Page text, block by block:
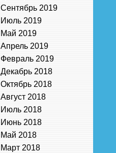
Сентябрь 2019
Июль 2019
Май 2019
Апрель 2019
Февраль 2019
Декабрь 2018
Октябрь 2018
Август 2018
Июль 2018
Июнь 2018
Май 2018
Март 2018